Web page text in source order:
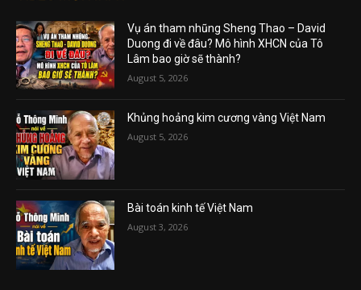
Vụ án tham nhũng Sheng Thao – David
Duong đi về đâu? Mô hình XHCN của Tô
Lâm bao giờ sẽ thành?
August 5, 2026
Khủng hoảng kim cương vàng Việt Nam
August 5, 2026
Bài toán kinh tế Việt Nam
August 3, 2026